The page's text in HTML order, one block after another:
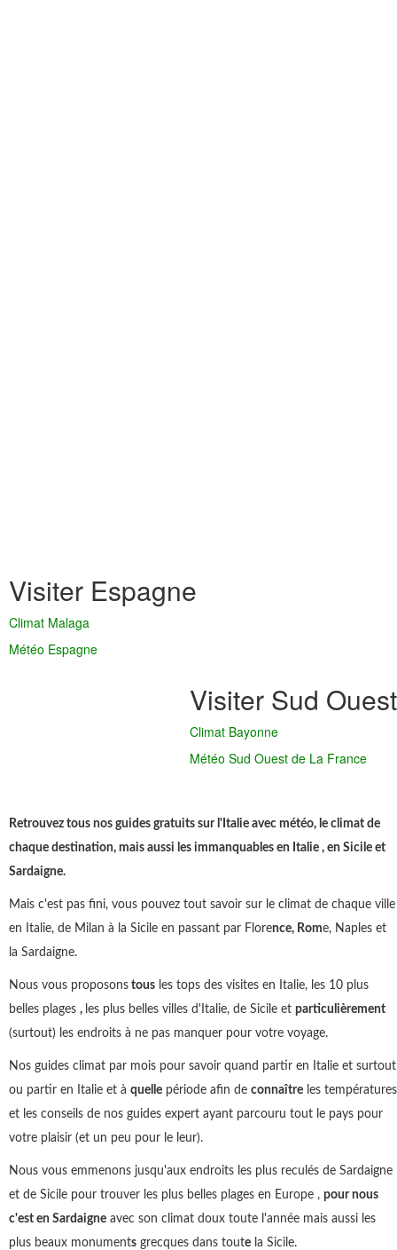
Visiter Espagne
Climat Malaga
Météo Espagne
Visiter Sud Ouest
Climat Bayonne
Météo Sud Ouest de La France
Retrouvez tous nos guides gratuits sur l'Italie avec météo, le climat de
chaque destination, mais aussi les immanquables en Italie , en Sicile et
Sardaigne.
Mais c'est pas fini, vous pouvez tout savoir sur le climat de chaque ville
en Italie, de Milan à la Sicile en passant par Florence, Rome, Naples et
la Sardaigne.
Nous vous proposons tous les tops des visites en Italie, les 10 plus
belles plages , les plus belles villes d'Italie, de Sicile et particulièrement
(surtout) les endroits à ne pas manquer pour votre voyage.
Nos guides climat par mois pour savoir quand partir en Italie et surtout
ou partir en Italie et à quelle période afin de connaître les températures
et les conseils de nos guides expert ayant parcouru tout le pays pour
votre plaisir (et un peu pour le leur).
Nous vous emmenons jusqu'aux endroits les plus reculés de Sardaigne
et de Sicile pour trouver les plus belles plages en Europe , pour nous
c'est en Sardaigne avec son climat doux toute l'année mais aussi les
plus beaux monuments grecques dans toute la Sicile.